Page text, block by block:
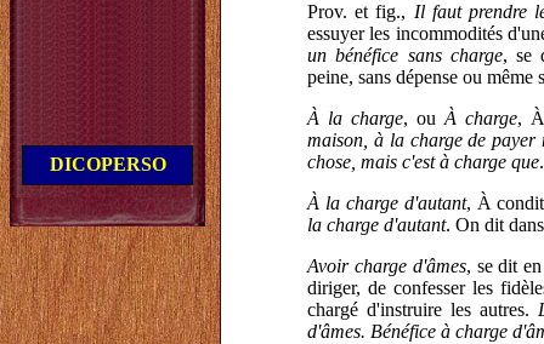
DICOPERSO
Prov. et fig., Il faut prendre
essuyer les incommodités
un bénéfice sans charge, se
peine, sans dépense ou même
À la charge, ouÀ charge,
maison, à la charge de payer
chose, mais c'est à charge que
À la charge d'autant, À
la charge d'autant. On dit
Avoir charge d'âmes, se dit
diriger, de confesser les
chargé d'instruire les autres.
d'âmes. Bénéfice à charge